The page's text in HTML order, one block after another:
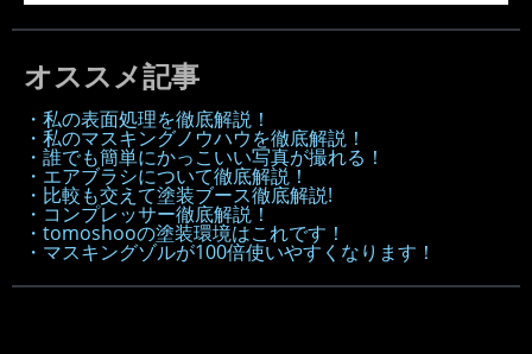
オススメ記事
・私の表面処理を徹底解説！
・私のマスキングノウハウを徹底解説！
・誰でも簡単にかっこいい写真が撮れる！
・エアブラシについて徹底解説！
・比較も交えて塗装ブース徹底解説!
・コンプレッサー徹底解説！
・tomoshooの塗装環境はこれです！
・マスキングゾルが100倍使いやすくなります！